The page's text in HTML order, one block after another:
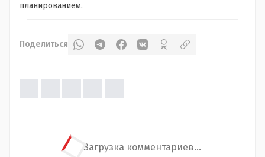
планированием.
Поделиться
Загрузка комментариев...